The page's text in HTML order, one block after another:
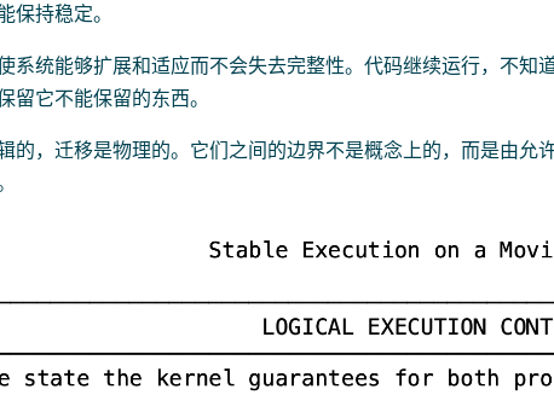
保持稳定。
系统能够扩展和适应而不会失去完整性。代码继续运行，不知
留它不能保留的东西。
的，迁移是物理的。它们之间的边界不是概念上的，而是由允